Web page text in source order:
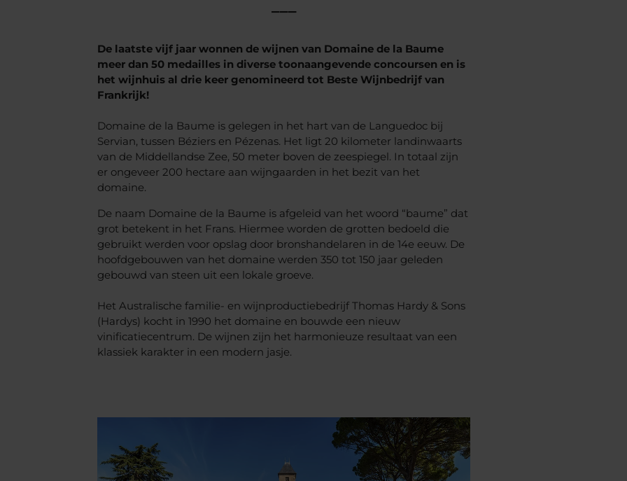
De laatste vijf jaar wonnen de wijnen van Domaine de la Baume
meer dan 50 medailles in diverse toonaangevende concoursen en is
het wijnhuis al drie keer genomineerd tot Beste Wijnbedrijf van
Frankrijk!
Domaine de la Baume is gelegen in het hart van de Languedoc bij
Servian, tussen Béziers en Pézenas. Het ligt 20 kilometer landinwaarts
van de Middellandse Zee, 50 meter boven de zeespiegel. In totaal zijn
er ongeveer 200 hectare aan wijngaarden in het bezit van het
domaine.
De naam Domaine de la Baume is afgeleid van het woord “baume” dat
grot betekent in het Frans. Hiermee worden de grotten bedoeld die
gebruikt werden voor opslag door bronshandelaren in de 14e eeuw. De
hoofdgebouwen van het domaine werden 350 tot 150 jaar geleden
gebouwd van steen uit een lokale groeve.
Het Australische familie- en wijnproductiebedrijf Thomas Hardy & Sons
(Hardys) kocht in 1990 het domaine en bouwde een nieuw
vinificatiecentrum. De wijnen zijn het harmonieuze resultaat van een
klassiek karakter in een modern jasje.